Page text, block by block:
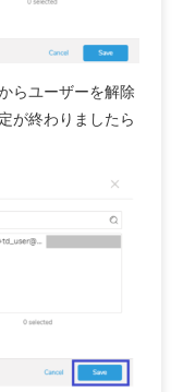
らユーザーを解除
が終わりましたら